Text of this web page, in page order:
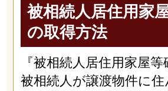
被相続人居住用家
の取得方法
『被相続人居住用家屋等
被相続人が譲渡物件に